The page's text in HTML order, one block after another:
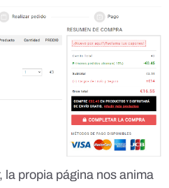
la propia página nos anima